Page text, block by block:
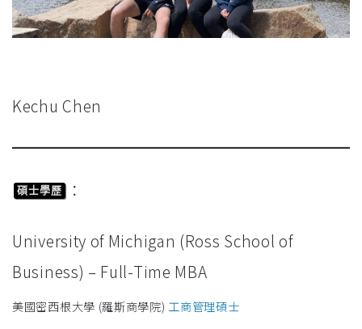
Kechu Chen
碩士學歷 ：
University of Michigan (Ross School of
Business) – Full-Time MBA
美國密西根大學 (羅斯商學院) 工商管理碩士